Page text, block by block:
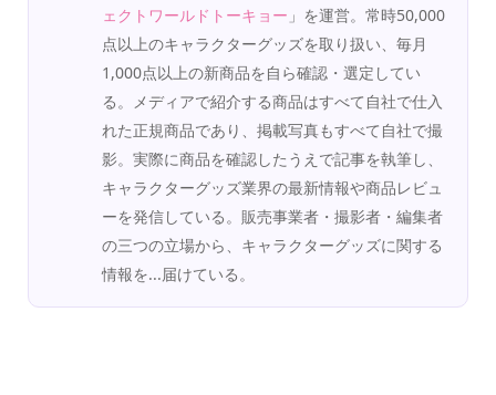
ェクトワールドトーキョー 」を運営。常時50,000
点以上のキャラクターグッズを取り扱い、毎月
1,000点以上の新商品を自ら確認・選定してい
る。メディアで紹介する商品はすべて自社で仕入
れた正規商品であり、掲載写真もすべて自社で撮
影。実際に商品を確認したうえで記事を執筆し、
キャラクターグッズ業界の最新情報や商品レビュ
ーを発信している。販売事業者・撮影者・編集者
の三つの立場から、キャラクターグッズに関する
情報を...届けている。